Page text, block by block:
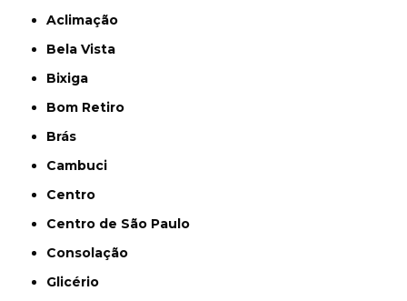
Aclimação
Bela Vista
Bixiga
Bom Retiro
Brás
Cambuci
Centro
Centro de São Paulo
Consolação
Glicério